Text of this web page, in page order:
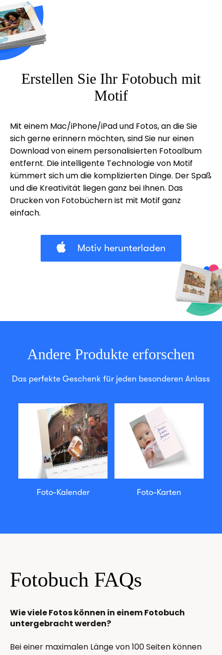
Erstellen Sie Ihr Fotobuch mit
Motif
Mit einem Mac/iPhone/iPad und Fotos, an die Sie
sich gerne erinnern möchten, sind Sie nur einen
Download von einem personalisierten Fotoalbum
entfernt. Die intelligente Technologie von Motif
kümmert sich um die komplizierten Dinge. Der Spaß
und die Kreativität liegen ganz bei Ihnen. Das
Drucken von Fotobüchern ist mit Motif ganz
einfach.
Motiv herunterladen
Andere Produkte erforschen
Das perfekte Geschenk für jeden besonderen Anlass
Foto-Kalender Foto-Karten
Fotobuch FAQs
Wie viele Fotos können in einem Fotobuch
untergebracht werden?
Bei einer maximalen Länge von 100 Seiten können